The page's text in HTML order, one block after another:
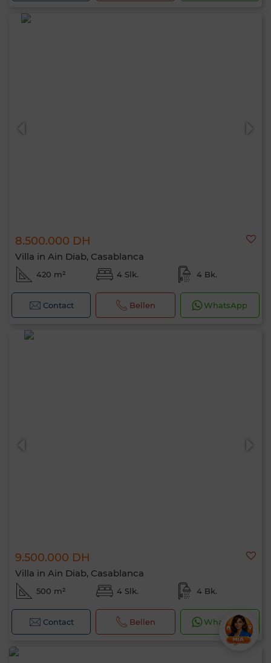
8.500.000 DH
Villa in Ain Diab, Casablanca
420 m² 4 Slk. 4 Bk.
Contact Bellen WhatsApp
9.500.000 DH
Villa in Ain Diab, Casablanca
500 m² 4 Slk. 4 Bk.
Contact Bellen WhatsApp